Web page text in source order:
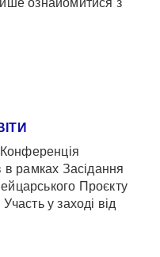
ознайомитися з
в рамках Засідання
Проєкту
у заході від